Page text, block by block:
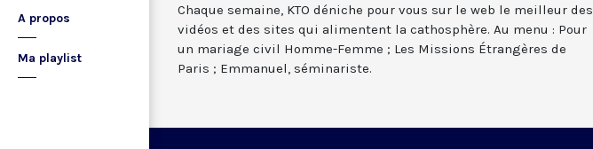
A propos
Ma playlist
Chaque semaine, KTO déniche pour vous sur le web le meilleur des
vidéos et des sites qui alimentent la cathosphère. Au menu : Pour
un mariage civil Homme-Femme ; Les Missions Étrangères de
Paris ; Emmanuel, séminariste.